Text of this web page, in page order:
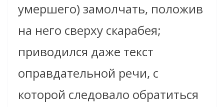
умершего) замолчать, положив
на него сверху скарабея;
приводился даже текст
оправдательной речи, с
которой следовало обратиться